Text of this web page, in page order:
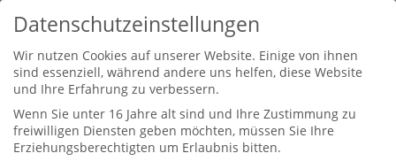
Datenschutzeinstellungen
Wir nutzen Cookies auf unserer Website. Einige von ihnen
sind essenziell, während andere uns helfen, diese Website
und Ihre Erfahrung zu verbessern.
Wenn Sie unter 16 Jahre alt sind und Ihre Zustimmung zu
freiwilligen Diensten geben möchten, müssen Sie Ihre
Erziehungsberechtigten um Erlaubnis bitten.